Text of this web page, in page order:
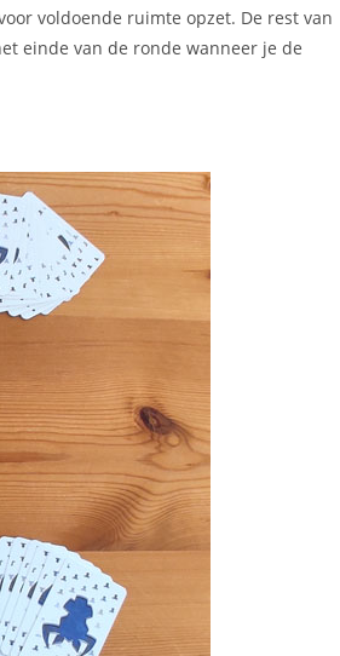
voldoende ruimte opzet. De rest van
einde van de ronde wanneer je de